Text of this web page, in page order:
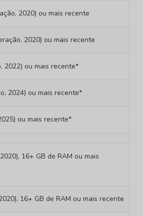
2020) ou mais recente
2020) ou mais recente
2022) ou mais recente*
2024) ou mais recente*
ou mais recente*
16+ GB de RAM ou mais
16+ GB de RAM ou mais recente